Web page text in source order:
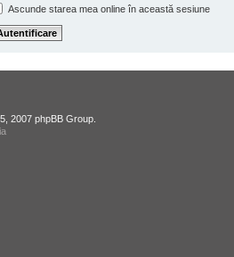
Ascunde starea mea online în această sesiune
2007 phpBB Group.